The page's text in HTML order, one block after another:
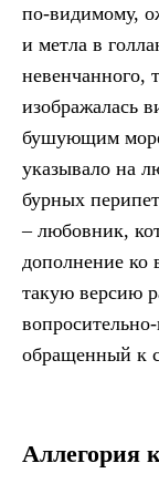
по-видимому,
и метла в
невенчанного,
изображалась
бушующим
указывало на
бурных
– любовник,
дополнение ко
такую версию
обращенный к
Аллегория